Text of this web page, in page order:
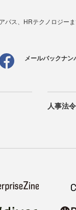
パス、HRテクノロジー
メールバックナン
人事法